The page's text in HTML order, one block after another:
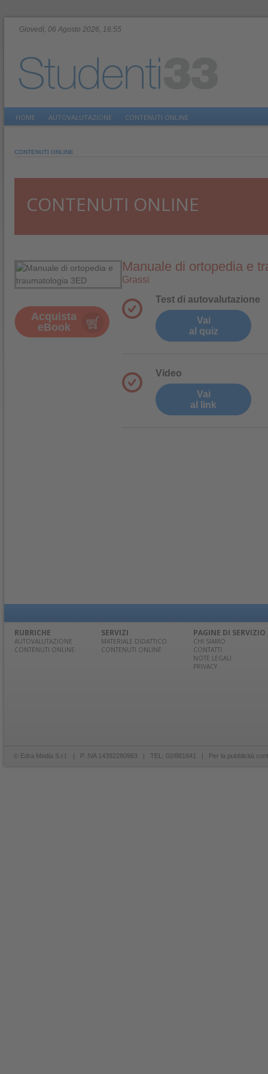
Giovedì, 06 Agosto 2026, 16:55
HOME AUTOVALUTAZIONE CONTENUTI ONLINE
CONTENUTI ONLINE
CONTENUTI ONLINE
Acquista
eBook
Manuale di ortopedia e
Grassi
Test di autovalutazione
Vai
al quiz
Video
Vai
al link
RUBRICHE
AUTOVALUTAZIONE
CONTENUTI ONLINE
SERVIZI
MATERIALE DIDATTICO
CONTENUTI ONLINE
PAGINE DI SERVIZIO
CHI SIAMO
CONTATTI
NOTE LEGALI
PRIVACY
© Edra Media S.r.l. | P. IVA 14392280963 | TEL: 02/881841 | Per la pubblicità